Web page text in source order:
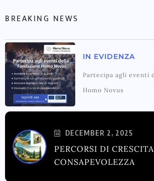
BREAKING NEWS
IN EVIDENZA
Partecipa agli eventi
Homo Novus
DECEMBER 2, 2025
PERCORSI DI
CONSAPEVOLEZZA